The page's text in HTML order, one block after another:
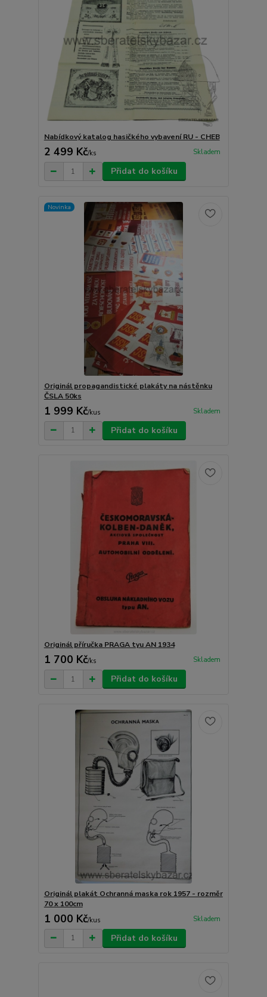
Nabídkový katalog hasičkého vybavení RU - CHEB
2 499 Kč/ks Skladem
Přidat do košíku
Novinka
Originál propagandistické plakáty na nástěnku
ČSLA 50ks
1 999 Kč/kus Skladem
Přidat do košíku
Originál příručka PRAGA tyu AN 1934
1 700 Kč/ks Skladem
Přidat do košíku
Originál plakát Ochranná maska rok 1957 - rozměr
70 x 100cm
1 000 Kč/kus Skladem
Přidat do košíku